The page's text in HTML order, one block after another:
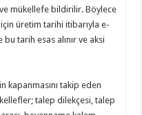
mükellefe bildirilir. Böylece
üretim tarihi itibarıyla e-
tarih esas alınır ve aksi
kapanmasını takip eden
talep dilekçesi, talep